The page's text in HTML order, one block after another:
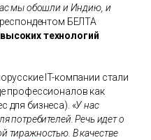
мы обошли и Индию, и
БЕЛТА
технологий
IT-компании стали
профессионалов как
для бизнеса). «У нас
потребителей. Речь идет о
тиражностью. В качестве